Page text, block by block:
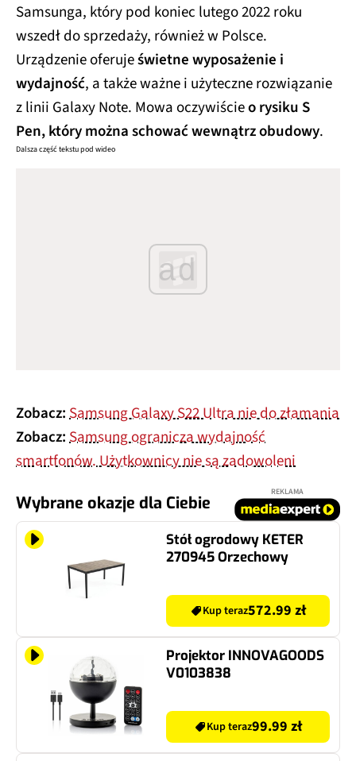
Samsunga, który pod koniec lutego 2022 roku
wszedł do sprzedaży, również w Polsce.
Urządzenie oferujeświetne wyposażenie i
wydajność, a także ważne i użyteczne rozwiązanie
z linii Galaxy Note. Mowa oczywiścieo rysiku S
Pen, który można schować wewnątrz obudowy.
Dalsza część tekstu pod wideo
ad
Zobacz:Samsung Galaxy S22 Ultra nie do złamania
Zobacz:Samsung ogranicza wydajność
smartfonów. Użytkownicy nie są zadowoleni
Wybrane okazje dla Ciebie
REKLAMA
Stół ogrodowy KETER
270945 Orzechowy
Kup teraz572.99 zł
Projektor INNOVAGOODS
V0103838
Kup teraz99.99 zł